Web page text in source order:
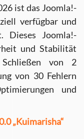
ist das Joomla!-
verfügbar und
Dieses Joomla!-
und Stabilität
von 2
von 30 Fehlern
und
„Kuimarisha“